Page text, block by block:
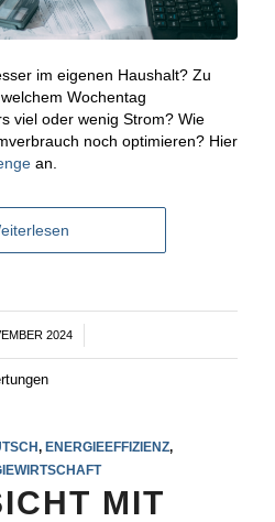
im eigenen Haushalt? Zu
Wochentag
viel oder wenig Strom? Wie
noch optimieren? Hier
an.
2024
/
ENERGIEEFFIZIENZ,
MIT